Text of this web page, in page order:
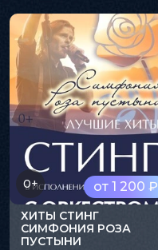
от 1 200 ₽
0+
ХИТЫ СТИНГ
СИМФОНИЯ РОЗА
ПУСТЫНИ